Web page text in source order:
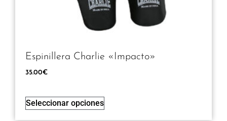
Espinillera Charlie «Impacto»
35.00€
Seleccionar opciones